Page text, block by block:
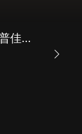
萬物成長的故事|自然科普佳作|兒童故事|熱門暢銷書